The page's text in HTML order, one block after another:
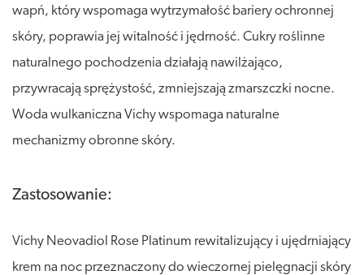
wapń, który wspomaga wytrzymałość bariery ochronnej
skóry, poprawia jej witalność i jędrność. Cukry roślinne
naturalnego pochodzenia działają nawilżająco,
przywracają sprężystość, zmniejszają zmarszczki nocne.
Woda wulkaniczna Vichy wspomaga naturalne
mechanizmy obronne skóry.
Zastosowanie:
Vichy Neovadiol Rose Platinum rewitalizujący i ujędrniający
krem na noc przeznaczony do wieczornej pielęgnacji skóry